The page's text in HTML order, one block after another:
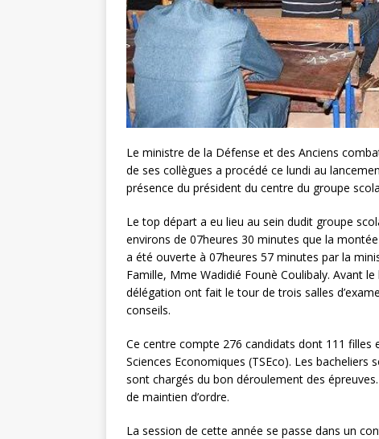
Le ministre de la Défense et des Anciens
de ses collègues a procédé ce lundi au
présence du président du centre du groupe
Le top départ a eu lieu au sein dudit groupe
environs de 07heures 30 minutes que la
a été ouverte à 07heures 57 minutes par la
Famille, Mme Wadidié Founè Coulibaly. Avant
délégation ont fait le tour de trois salles
conseils.
Ce centre compte 276 candidats dont 111
Sciences Economiques (TSEco). Les bacheliers
sont chargés du bon déroulement des
de maintien d’ordre.
La session de cette année se passe dans un